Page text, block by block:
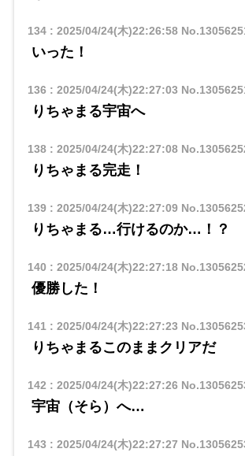
134: 2025/04/24(木)22:26:58
いった！
136 : 2025/04/24(木)22:27:03
りちゃまる宇宙へ
138: 2025/04/24(木)22:27:08
りちゃまる完走！
139: 2025/04/24(木)22:27:09
りちゃまる…行けるのか…！？
140 : 2025/04/24(木)22:27:18
優勝した！
141 : 2025/04/24(木)22:27:23
りちゃまるこのままクリアだ
142 : 2025/04/24(木)22:27:26
宇宙（そら）へ…
143 : 2025/04/24(木)22:27:27